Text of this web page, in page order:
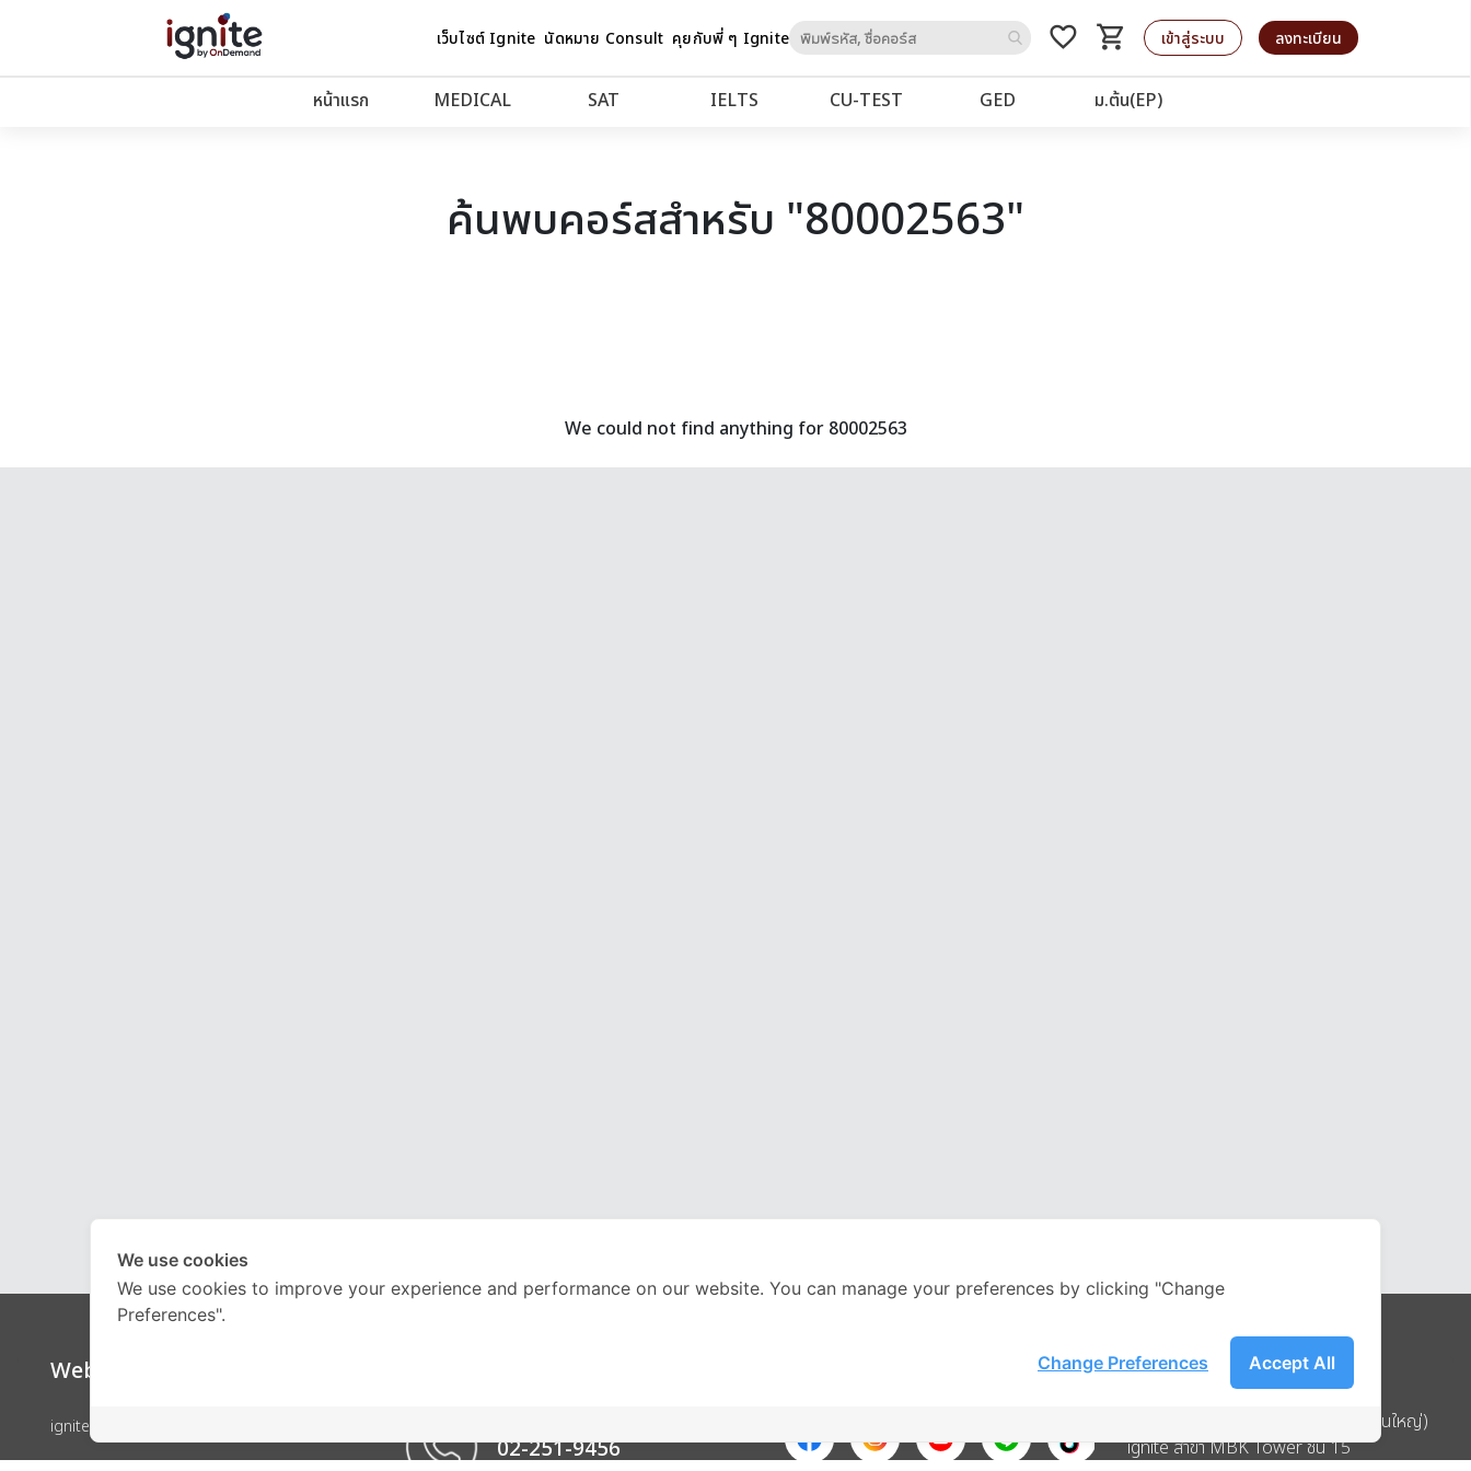
เว็บไซต์ Ignite นัดหมาย Consult คุยกับพี่ ๆ Igniteto
favorite_border shopping_cart
รถเข็น เข้าสู่ระบบ ลงทะเบียน
หน้าแรก MEDICAL SAT IELTS CU‑TEST GED ม.ต้น(EP)
ค้นพบคอร์สสำหรับ "80002563"
We could not find anything for 80002563
Website
ignite by OnDemand
02-251-9456
Address
บริษัท อิกไนท์ เอ สตาร์ จำกัด (สำนักงานใหญ่)
ignite สาขา MBK Tower ชั้น 15
We use cookies
We use cookies to improve your experience and performance on our website. You can manage your preferences by clicking "Change
Preferences".
Accept All
Change Preferences